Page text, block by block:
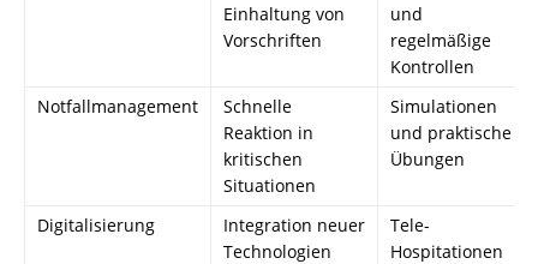
Einhaltung von
Vorschriften
und
regelmäßige
Kontrollen
Notfallmanagement
Schnelle
Reaktion in
kritischen
Situationen
Simulationen
und praktische
Übungen
Digitalisierung
Integration neuer
Technologien
Tele-
Hospitationen